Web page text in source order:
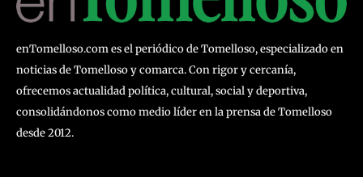
enTomelloso.com es el periódico de Tomelloso, especializado en
noticias de Tomelloso y comarca. Con rigor y cercanía,
ofrecemos actualidad política, cultural, social y deportiva,
consolidándonos como medio líder en la prensa de Tomelloso
desde 2012.